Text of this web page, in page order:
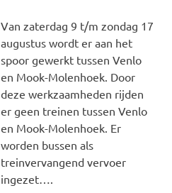
Van zaterdag 9 t/m zondag 17
augustus wordt er aan het
spoor gewerkt tussen Venlo
en Mook-Molenhoek. Door
deze werkzaamheden rijden
er geen treinen tussen Venlo
en Mook-Molenhoek. Er
worden bussen als
treinvervangend vervoer
ingezet….